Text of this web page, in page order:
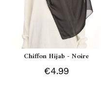
Chiffon Hijab - Noire
€4.99